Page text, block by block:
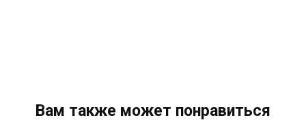
Вам также может понравиться